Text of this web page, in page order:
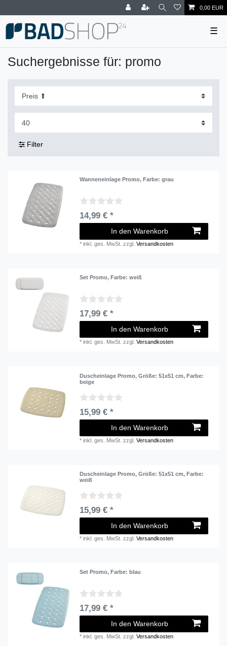
0,00 EUR
☰
Suchergebnisse für: promo
Filter
Wanneneinlage Promo, Farbe: grau
14,99 € *
In den Warenkorb
*inkl. ges. MwSt. zzgl.Versandkosten
Set Promo, Farbe: weiß
17,99 € *
In den Warenkorb
*inkl. ges. MwSt. zzgl.Versandkosten
Duscheinlage Promo, Größe: 51x51 cm, Farbe:
beige
15,99 € *
In den Warenkorb
*inkl. ges. MwSt. zzgl.Versandkosten
Duscheinlage Promo, Größe: 51x51 cm, Farbe:
weiß
15,99 € *
In den Warenkorb
*inkl. ges. MwSt. zzgl.Versandkosten
Set Promo, Farbe: blau
17,99 € *
In den Warenkorb
*inkl. ges. MwSt. zzgl.Versandkosten